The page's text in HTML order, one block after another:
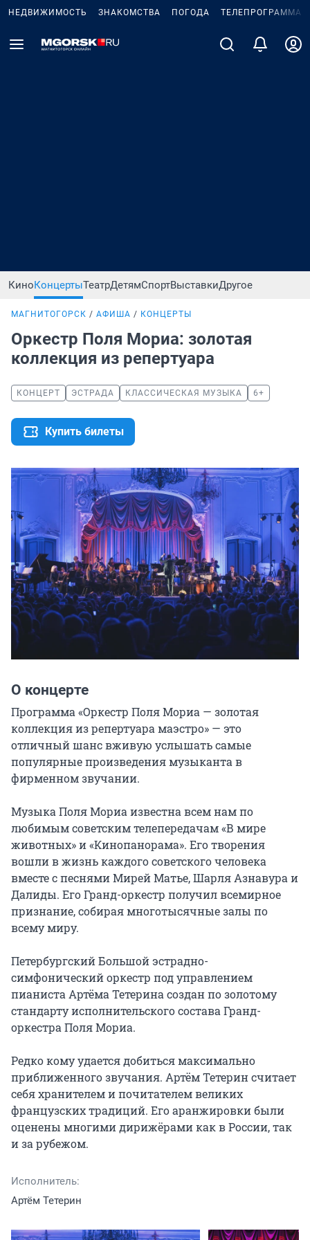
НЕДВИЖИМОСТЬ ЗНАКОМСТВА ПОГОДА ТЕЛЕПРОГРАММА
КиноКонцертыТеатрДетямСпортВыставкиДругое
МАГНИТОГОРСК АФИША КОНЦЕРТЫ
Оркестр Поля Мориа: золотая
коллекция из репертуара
КОНЦЕРТ ЭСТРАДА КЛАССИЧЕСКАЯ МУЗЫКА 6+
Купить билеты
О концерте
Программа «Оркестр Поля Мориа — золотая
коллекция из репертуара маэстро» — это
отличный шанс вживую услышать самые
популярные произведения музыканта в
фирменном звучании.
Музыка Поля Мориа известна всем нам по
любимым советским телепередачам «В мире
животных» и «Кинопанорама». Его творения
вошли в жизнь каждого советского человека
вместе с песнями Мирей Матье, Шарля Азнавура и
Далиды. Его Гранд-оркестр получил всемирное
признание, собирая многотысячные залы по
всему миру.
Петербургский Большой эстрадно-
симфонический оркестр под управлением
пианиста Артёма Тетерина создан по золотому
стандарту исполнительского состава Гранд-
оркестра Поля Мориа.
Редко кому удается добиться максимально
приближенного звучания. Артём Тетерин считает
себя хранителем и почитателем великих
французских традиций. Его аранжировки были
оценены многими дирижёрами как в России, так
и за рубежом.
Исполнитель:
Артём Тетерин